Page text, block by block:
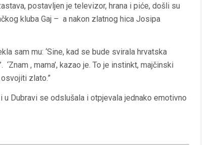
postavljen je televizor, hrana i piće, došli su
kluba Gaj – a nakon zlatnog hica Josipa
sam mu: ‘Sine, kad se bude svirala hrvatska
, mama’, kazao je. To je instinkt, majčinski
zlato.”
Dubravi se odslušala i otpjevala jednako emotivno